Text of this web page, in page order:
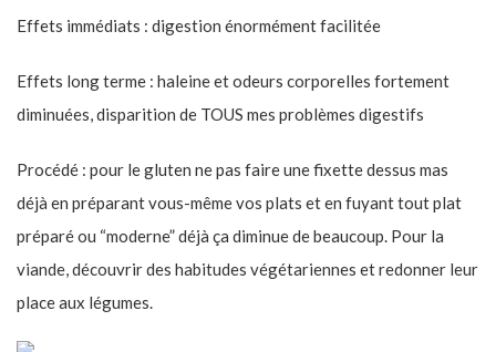
Effets immédiats : digestion énormément facilitée
Effets long terme : haleine et odeurs corporelles fortement
diminuées, disparition de TOUS mes problèmes digestifs
Procédé : pour le gluten ne pas faire une fixette dessus mas
déjà en préparant vous-même vos plats et en fuyant tout plat
préparé ou “moderne” déjà ça diminue de beaucoup. Pour la
viande, découvrir des habitudes végétariennes et redonner leur
place aux légumes.